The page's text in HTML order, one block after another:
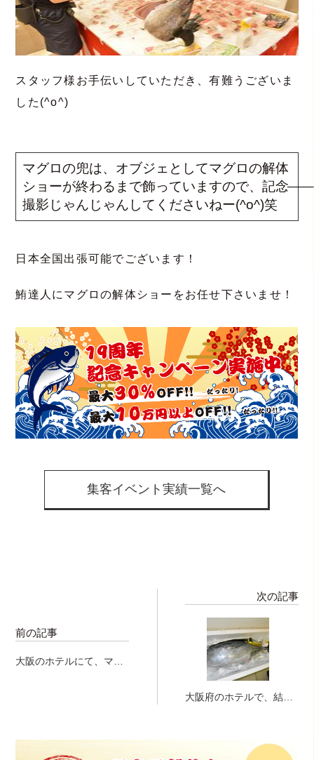
スタッフ様お手伝いしていただき、有難うございま
した(^o^)
マグロの兜は、オブジェとしてマグロの解体
ショーが終わるまで飾っていますので、記念
撮影じゃんじゃんしてくださいねー(^o^)笑
日本全国出張可能でございます！
鮪達人にマグロの解体ショーをお任せ下さいませ！
集客イベント実績一覧へ
前の記事
大阪のホテルにて、マグ
次の記事
大阪府のホテルで、結婚